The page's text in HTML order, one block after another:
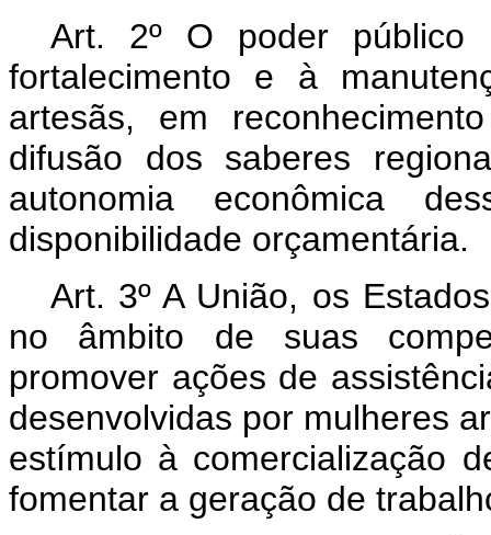
Art. 2º O poder público
fortalecimento e à
artesãs, em
difusão dos saberes
autonomia econômica
disponibilidade orçamentária.
Art. 3º A União, os
no âmbito de suas
promover ações de
desenvolvidas por mulheres
estímulo à comercialização
fomentar a geração de